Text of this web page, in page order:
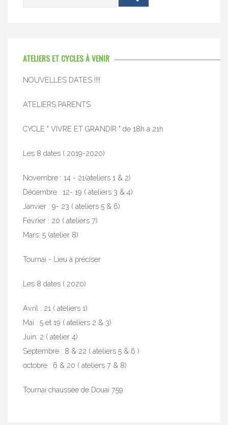
ATELIERS ET CYCLES À VENIR
NOUVELLES DATES !!!!
ATELIERS PARENTS
CYCLE " VIVRE ET GRANDIR " de 18h à 21h
Les 8 dates ( 2019-2020)
Novembre : 14 - 21(ateliers 1 & 2)
Décembre : 12- 19 ( ateliers 3 & 4)
Janvier : 9- 23 ( ateliers 5 & 6)
Février : 20 ( ateliers 7)
Mars: 5 (atelier 8)
Tournai - Lieu à préciser
Les 8 dates ( 2020)
Avril : 21 ( ateliers 1)
Mai : 5 et 19 ( ateliers 2 & 3)
Juin: 2 ( atelier 4)
Septembre : 8 & 22 ( ateliers 5 & 6 )
octobre : 6 & 20 ( ateliers 7 & 8)
Tournai chaussée de Douai 759